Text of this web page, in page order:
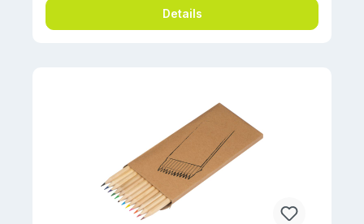
Details